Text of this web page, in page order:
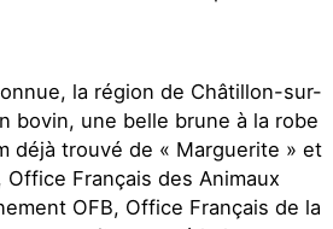
la région de Châtillon-sur-
bovin, une belle brune à la robe
déjà trouvé de « Marguerite » et
Office Français des Animaux
OFB, Office Français de la